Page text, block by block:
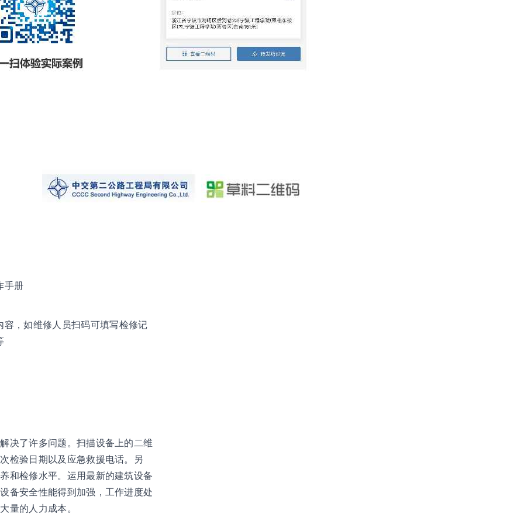
手册
，如维修人员扫码可填写检修记
决了许多问题。扫描设备上的二维
检验日期以及应急救援电话。另
和检修水平。运用最新的建筑设备
备安全性能得到加强，工作进度处
量的人力成本。